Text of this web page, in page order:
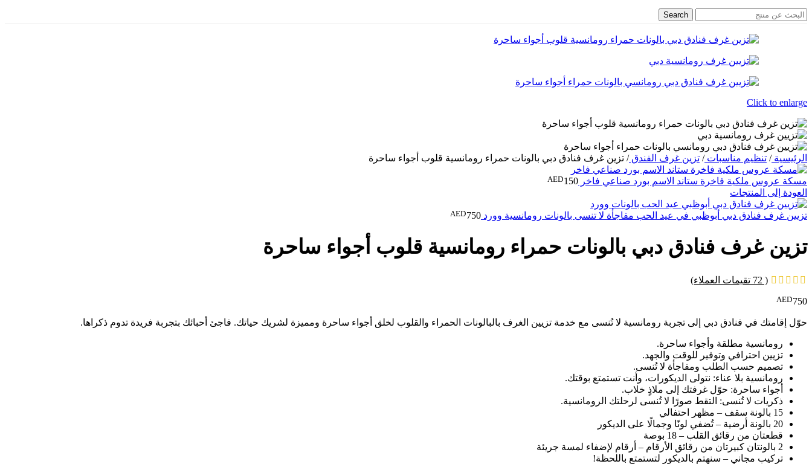
Search
Click to enlarge
الرئيسية/ تنظيم مناسبات/ تزين غرف الفندق/ تزين غرف فنادق دبي بالونات حمراء رومانسية قلوب أجواء ساحرة
مسكة عروس ملكية فاخرة ستاند الاسم بورد صناعي فاخر AED150
العودة إلى المنتجات
تزيين غرف فنادق دبي أبوظبي في عيد الحب مفاجأة لا تنسى بالونات رومانسية وورد AED750
تزين غرف فنادق دبي بالونات حمراء رومانسية قلوب أجواء ساحرة
(
72 تقيمات العملاء)
AED750
حوّل إقامتك في فنادق دبي إلى تجربة رومانسية لا تُنسى مع خدمة تزيين الغرف بالبالونات الحمراء والقلوب لخلق أجواء ساحرة ومميزة لشريك حياتك. فاجئ أحبائك بتجربة فريدة تدوم ذكراها.
رومانسية مطلقة وأجواء ساحرة.
تزيين احترافي وتوفير للوقت والجهد.
تصميم حسب الطلب ومفاجأة لا تُنسى.
رومانسية بلا عناء: نتولى الديكورات، وأنت تستمتع بوقتك.
أجواء ساحرة: حوّل غرفتك إلى ملاذٍ خلاب.
ذكريات لا تُنسى: التقط صورًا لا تُنسى لرحلتك الرومانسية.
15 بالونة سقف – مظهر احتفالي
20 بالونة أرضية – تُضفي لونًا وجمالًا على الديكور
قطعتان من رقائق القلب – 18 بوصة
2 بالونتان كبيرتان من رقائق الأرقام – أرقام لإضفاء لمسة جريئة
تركيب مجاني – سنهتم بالديكور لتستمتع باللحظة!